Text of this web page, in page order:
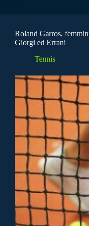
Roland Garros,
Giorgi ed Errani
Tennis